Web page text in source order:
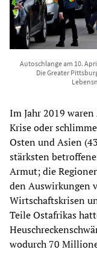
Autoschlange am 10.
Die Greater
Im Jahr 2019
Krise oder
Osten und Asien
stärksten
Armut; die
den Auswirkungen
Wirtschaftskrisen
Teile Ostafrikas
wodurch 70